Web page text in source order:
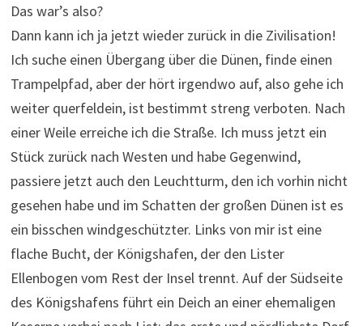
Das war’s also?
Dann kann ich ja jetzt wieder zurück in die Zivilisation!
Ich suche einen Übergang über die Dünen, finde einen
Trampelpfad, aber der hört irgendwo auf, also gehe ich
weiter querfeldein, ist bestimmt streng verboten. Nach
einer Weile erreiche ich die Straße. Ich muss jetzt ein
Stück zurück nach Westen und habe Gegenwind,
passiere jetzt auch den Leuchtturm, den ich vorhin nicht
gesehen habe und im Schatten der großen Dünen ist es
ein bisschen windgeschützter. Links von mir ist eine
flache Bucht, der Königshafen, der den Lister
Ellenbogen vom Rest der Insel trennt. Auf der Südseite
des Königshafens führt ein Deich an einer ehemaligen